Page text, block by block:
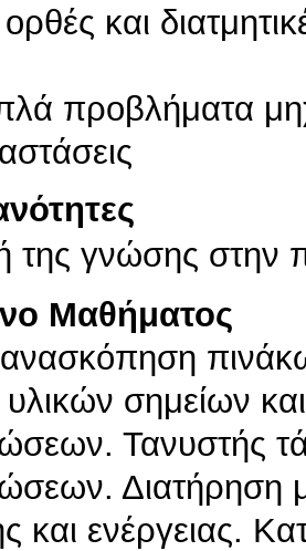
και
προβλήματα
της γνώσης στην
Μαθήματος
υλικών σημείων
Τανυστής
Διατήρηση
και ενέργειας.